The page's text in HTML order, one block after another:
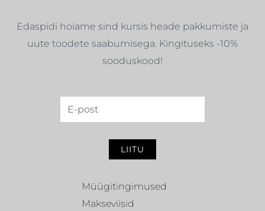
Edaspidi hoiame sind kursis heade pakkumiste ja
uute toodete saabumisega. Kingituseks -10%
sooduskood!
LIITU
Müügitingimused
Makseviisid